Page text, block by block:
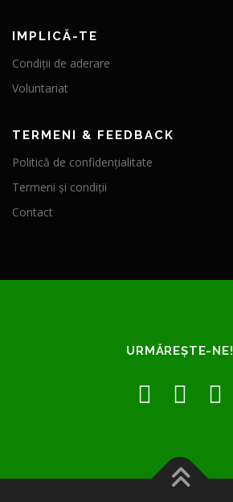
IMPLICĂ-TE
Condiții de aderare
Voluntariat
TERMENI & FEEDBACK
Politică de confidențialitate
Termeni și condiții
Contact
URMĂREȘTE-NE!